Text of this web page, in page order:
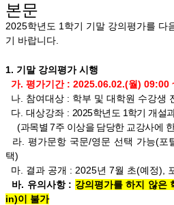
본문
2025학년도 1학기 기말 강의평가를 다
기 바랍니다.
1. 기말 강의평가 시행
가. 평가기간 : 2025.06.02.(월) 09:00
나. 참여대상 : 학부 및 대학원 수강생
다. 대상강좌 : 2025학년도 1학기 개설
(과목별 7주 이상을 담당한 교강사에
라. 평가문항 국문/영문 선택 가능(포
택)
마. 결과 공개 : 2025년 7월 초(예정),
바. 유의사항 : 강의평가를 하지 않은
in)이 불가